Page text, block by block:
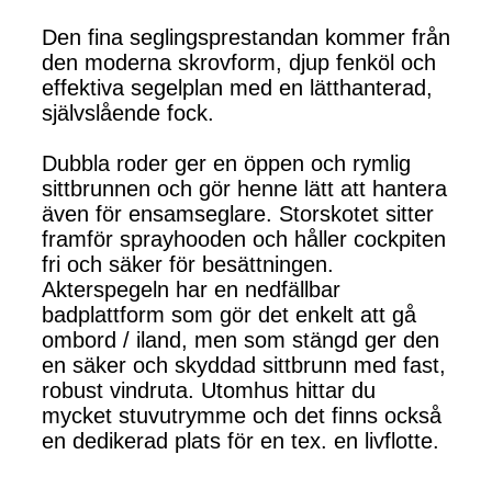
Den fina seglingsprestandan kommer från
den moderna skrovform, djup fenköl och
effektiva segelplan med en lätthanterad,
självslående fock.
Dubbla roder ger en öppen och rymlig
sittbrunnen och gör henne lätt att hantera
även för ensamseglare. Storskotet sitter
framför sprayhooden och håller cockpiten
fri och säker för besättningen.
Akterspegeln har en nedfällbar
badplattform som gör det enkelt att gå
ombord / iland, men som stängd ger den
en säker och skyddad sittbrunn med fast,
robust vindruta. Utomhus hittar du
mycket stuvutrymme och det finns också
en dedikerad plats för en tex. en livflotte.